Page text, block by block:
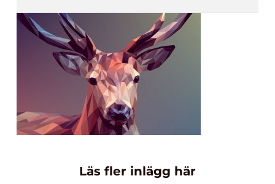
Läs fler inlägg här